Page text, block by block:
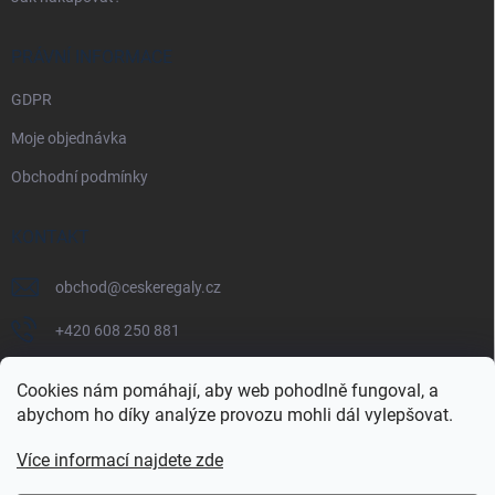
Cookies nám pomáhají, aby web pohodlně fungoval, a
abychom ho díky analýze provozu mohli dál vylepšovat.
Více informací najdete zde
PRÁVNÍ INFORMACE
GDPR
Moje objednávka
Obchodní podmínky
KONTAKT
obchod@ceskeregaly.cz
+420 608 250 881